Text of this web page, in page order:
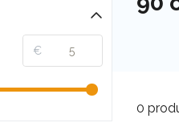
0
€